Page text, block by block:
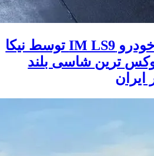
رونمایی خودرو IM LS9 توسط نیکا
ترین شاسی بلند